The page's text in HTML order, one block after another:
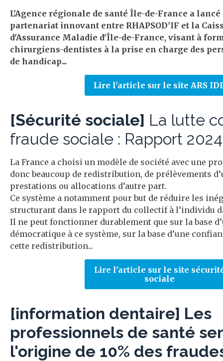
L'Agence régionale de santé Île-de-France a
partenariat innovant entre RHAPSOD'IF et la
d'Assurance Maladie d'Île-de-France, visant à
chirurgiens-dentistes à la prise en charge des
de handicap...
Lire l'article sur le site ARS
[Sécurité sociale] La lutte
fraude sociale : Rapport 2024
La France a choisi un modèle de société avec une
donc beaucoup de redistribution, de prélèvements
prestations ou allocations d’autre part.
Ce système a notamment pour but de réduire les
structurant dans le rapport du collectif à l’individu
Il ne peut fonctionner durablement que sur la base
démocratique à ce système, sur la base d’une
cette redistribution...
Lire l'article sur le site
sociale
[information dentaire] Les
professionnels de santé
l'origine de 10% des